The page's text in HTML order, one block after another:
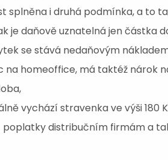
splněna i druhá podmínka, a to
je daňově uznatelná jen částka
se stává nedaňovým
homeoffice, má taktéž nárok
vychází stravenka ve výši 180
distribučním firmám a